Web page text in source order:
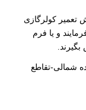
تعمیر کولرگازی
و یا فرم
شمالی-تقاطع